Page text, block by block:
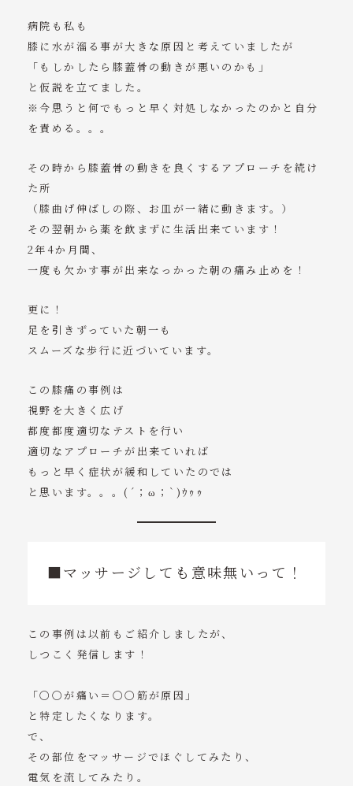
病院も私も
膝に水が溜る事が大きな原因と考えていましたが
「もしかしたら膝蓋骨の動きが悪いのかも」
と仮説を立てました。
※今思うと何でもっと早く対処しなかったのかと自分
を責める。。。
その時から膝蓋骨の動きを良くするアプローチを続け
た所
（膝曲げ伸ばしの際、お皿が一緒に動きます。）
その翌朝から薬を飲まずに生活出来ています！
2年4か月間、
一度も欠かす事が出来なっかった朝の痛み止めを！
更に！
足を引きずっていた朝一も
スムーズな歩行に近づいています。
この膝痛の事例は
視野を大きく広げ
都度都度適切なテストを行い
適切なアプローチが出来ていれば
もっと早く症状が緩和していたのでは
と思います。。。(´；ω；`)ｳｩｩ
■マッサージしても意味無いって！
この事例は以前もご紹介しましたが、
しつこく発信します！
「〇〇が痛い＝〇〇筋が原因」
と特定したくなります。
で、
その部位をマッサージでほぐしてみたり、
電気を流してみたり。